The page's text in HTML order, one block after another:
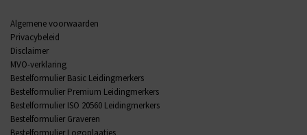
Algemene voorwaarden
Privacybeleid
Disclaimer
MVO-verklaring
Bestelformulier Basic Leidingmerkers
Bestelformulier Premium Leidingmerkers
Bestelformulier ISO 20560 Leidingmerkers
Bestelformulier Graveren